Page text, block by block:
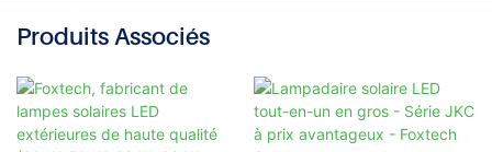
Produits Associés